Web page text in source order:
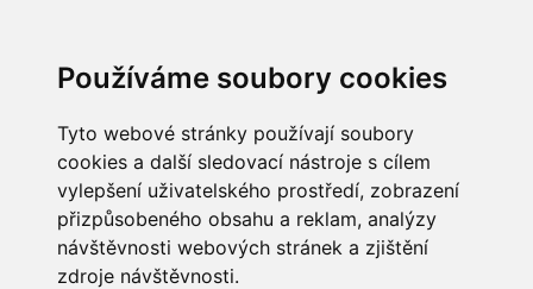
Používáme soubory cookies
Tyto webové stránky používají soubory
cookies a další sledovací nástroje s cílem
vylepšení uživatelského prostředí, zobrazení
přizpůsobeného obsahu a reklam, analýzy
návštěvnosti webových stránek a zjištění
zdroje návštěvnosti.